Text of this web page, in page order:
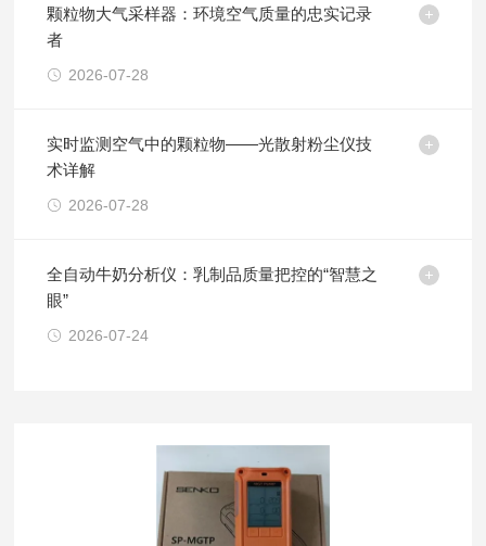
颗粒物大气采样器：环境空气质量的忠实记录
者
2026-07-28
实时监测空气中的颗粒物——光散射粉尘仪技
术详解
2026-07-28
全自动牛奶分析仪：乳制品质量把控的“智慧之
眼”
2026-07-24